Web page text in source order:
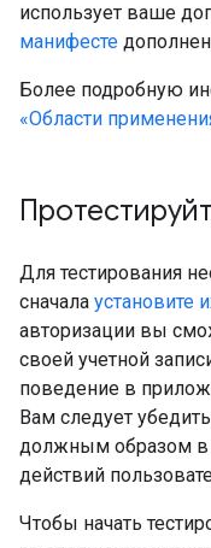
использует ваше
манифесте
Более подробную
«Области
Для тестирования
сначала установите
авторизации вы
своей учетной
поведение в
Вам следует
должным образом в
действий
Чтобы начать